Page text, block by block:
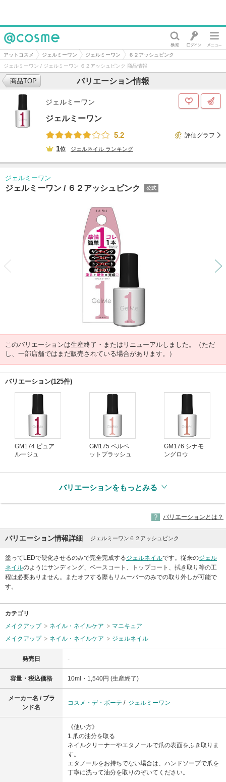
@cosme
アットコスメ ジェルミーワン ジェルミーワン
６２アッシュピンク
ジェルミーワン / ジェルミーワン ６２アッシュピンク 商品情報
バリエーション情報
商品TOP
ジェルミーワン
ジェルミーワン
5.2
評価グラフ
1位 ジェルネイル ランキング
ジェルミーワン
ジェルミーワン / ６２アッシュピンク 公式
このバリエーションは生産終了・またはリニューアルしました。（ただ
し、一部店舗ではまだ販売されている場合があります。）
バリエーション(125件)
GM174 ピュア
ルージュ
GM175 ベルベ
ットブラッシュ
GM176 シナモ
ングロウ
バリエーションをもっとみる
バリエーションとは？
バリエーション情報詳細 ジェルミーワン６２アッシュピンク
塗ってLEDで硬化させるのみで完全完成するジェルネイルです。従来のジェル
ネイルのようにサンディング、ベースコート、トップコート、拭き取り等の工
程は必要ありません。またオフする際もリムーバーのみでの取り外しが可能で
す。
カテゴリ
メイクアップ
ネイル・ネイルケア
マニキュア
メイクアップ
ネイル・ネイルケア ジェルネイル
発売日 -
容量・税込価格 10ml・1,540円 (生産終了)
メーカー名 / ブラ
ンド名
コスメ・デ・ボーテ / ジェルミーワン
《使い方》
1.爪の油分を取る
ネイルクリーナーやエタノールで爪の表面をふき取りま
す。
エタノールをお持ちでない場合は、ハンドソープで爪を
丁寧に洗って油分を取りのぞいてください。